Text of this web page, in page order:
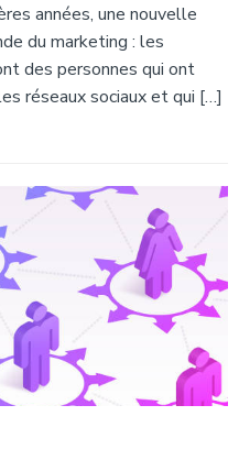
années, une nouvelle
du marketing : les
des personnes qui ont
réseaux sociaux et qui […]